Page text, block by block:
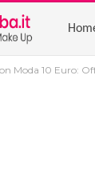
Moda 10 Euro: